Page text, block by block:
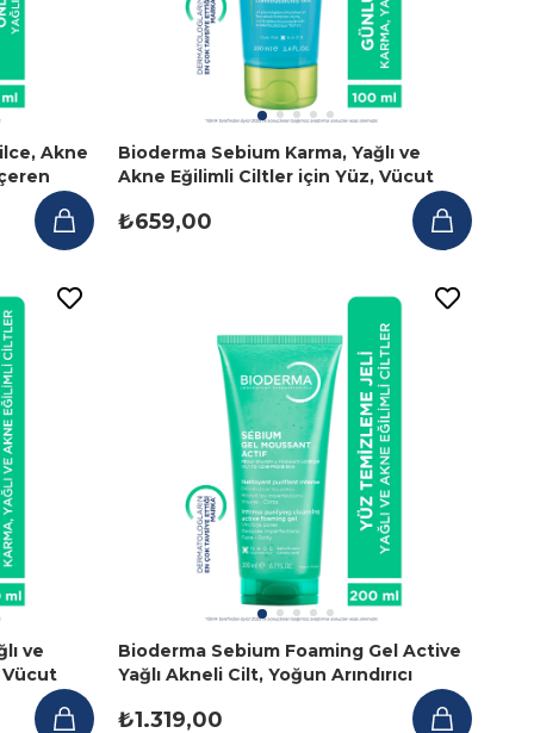
Akne
Bioderma Sebium Karma, Yağlı ve
Akne Eğilimli Ciltler için Yüz, Vücut
₺659,00
ve
Vücut
Bioderma Sebium Foaming Gel Active
Yağlı Akneli Cilt, Yoğun Arındırıcı
₺1.319,00